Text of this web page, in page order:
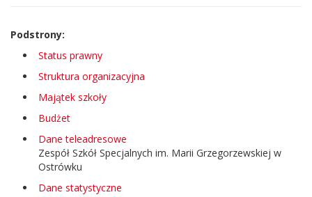
Podstrony:
Status prawny
Struktura organizacyjna
Majątek szkoły
Budżet
Dane teleadresowe
Zespół Szkół Specjalnych im. Marii Grzegorzewskiej w
Ostrówku
Dane statystyczne